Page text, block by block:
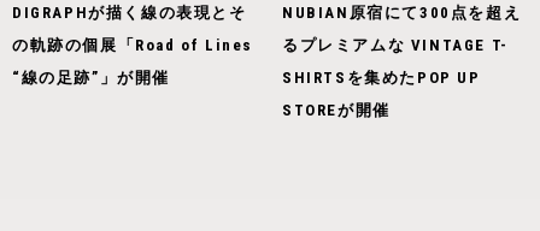
DIGRAPHが描く線の表現とそ
の軌跡の個展「Road of Lines
“線の足跡”」が開催
NUBIAN原宿にて300点を超え
るプレミアムな VINTAGE T-
SHIRTSを集めたPOP UP
STOREが開催